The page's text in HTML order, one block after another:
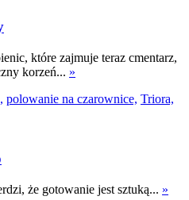
które zajmuje teraz cmentarz,
korzeń... »
polowanie na czarownice, Triora,
że gotowanie jest sztuką... »